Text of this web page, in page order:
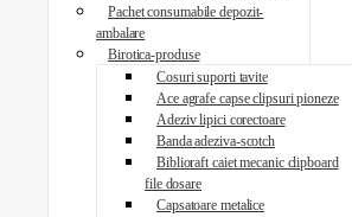
Pachet consumabile depozit-
ambalare
Birotica-produse
Cosuri suporti tavite
Ace agrafe capse clipsuri pioneze
Adeziv lipici corectoare
Banda adeziva-scotch
Biblioraft caiet mecanic clipboard
file dosare
Capsatoare metalice